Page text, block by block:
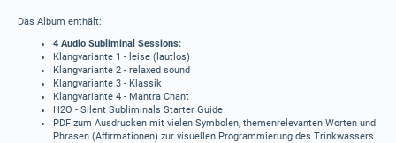
Das Album enthält:
4 Audio Subliminal Sessions:
Klangvariante 1 - leise (lautlos)
Klangvariante 2 - relaxed sound
Klangvariante 3 - Klassik
Klangvariante 4 - Mantra Chant
H2O - Silent Subliminals Starter Guide
PDF zum Ausdrucken mit vielen Symbolen, themenrelevanten Worten und
Phrasen (Affirmationen) zur visuellen Programmierung des Trinkwassers